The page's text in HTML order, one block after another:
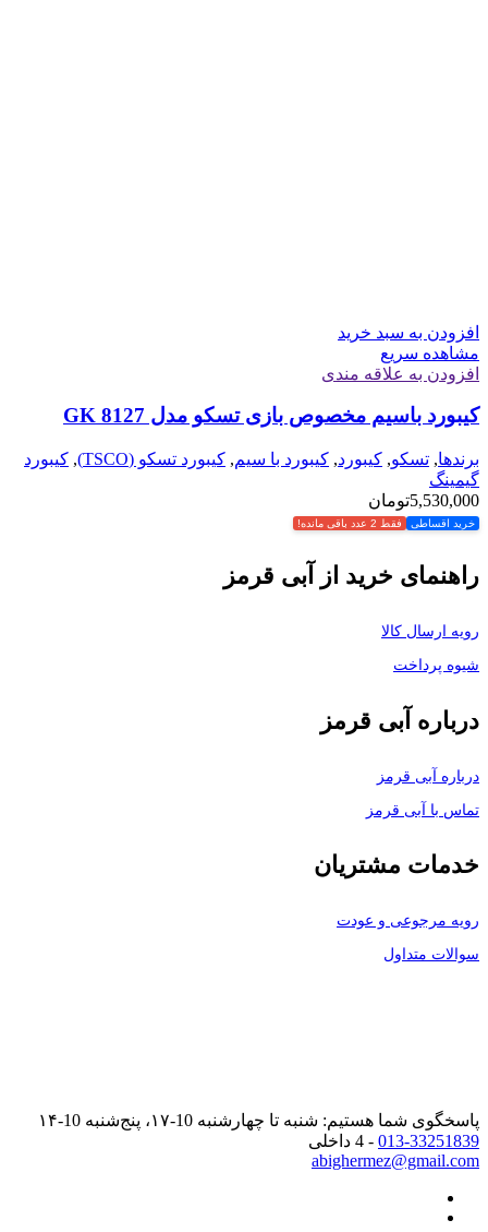
افزودن به سبد خرید
مشاهده سریع
افزودن به علاقه مندی
کیبورد باسیم مخصوص بازی تسکو مدل GK 8127
برندها, تسکو, کیبورد, کیبورد با سیم, کیبورد تسکو (TSCO) , کیبورد
گیمینگ
5,530,000تومان
خرید اقساطی فقط 2 عدد باقی مانده!
راهنمای خرید از آبی قرمز
رویه ارسال کالا
شیوه پرداخت
درباره آبی قرمز
درباره آبی قرمز
تماس با آبی قرمز
خدمات مشتریان
رویه مرجوعی و عودت
سوالات متداول
پاسخگوی شما هستیم: شنبه تا چهارشنبه 10-۱۷، پنج‌شنبه 10-۱۴
013-33251839 - 4 داخلی
abighermez@gmail.com